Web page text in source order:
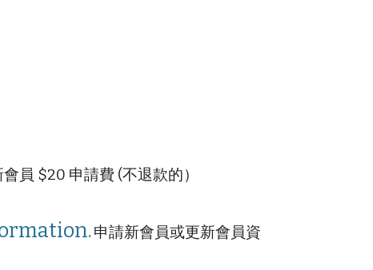
$20 申請費 (不退款的）
申請新會員或更新會員資